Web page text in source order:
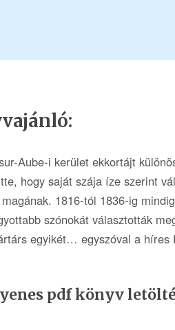
Aube-i kerület ekkortájt
hogy saját szája íze szerint
1816-tól 1836-ig
szónokát választották
egyikét… egyszóval a híres
pdf könyv